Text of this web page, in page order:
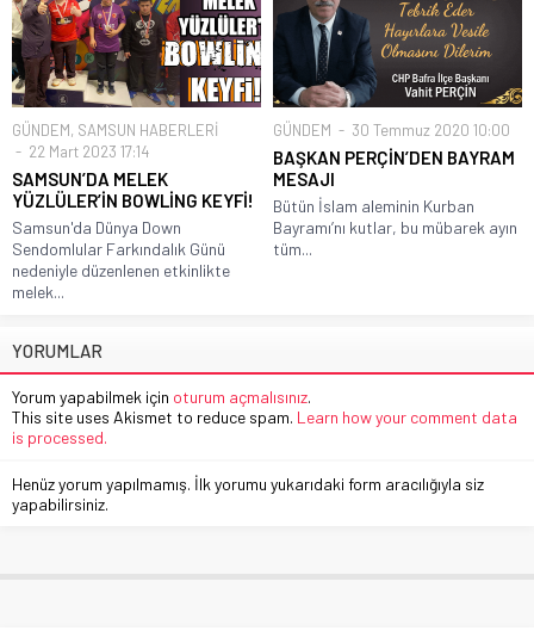
GÜNDEM, SAMSUN HABERLERİ
22 Mart 2023 17:14
SAMSUN’DA MELEK
YÜZLÜLER’İN BOWLİNG KEYFİ!
Samsun'da Dünya Down
Sendomlular Farkındalık Günü
nedeniyle düzenlenen etkinlikte
melek...
GÜNDEM 30 Temmuz 2020 10:00
BAŞKAN PERÇİN’DEN BAYRAM
MESAJI
Bütün İslam aleminin Kurban
Bayramı’nı kutlar, bu mübarek ayın
tüm...
YORUMLAR
Yorum yapabilmek için oturum açmalısınız.
This site uses Akismet to reduce spam. Learn how your comment data
is processed.
Henüz yorum yapılmamış. İlk yorumu yukarıdaki form aracılığıyla siz
yapabilirsiniz.